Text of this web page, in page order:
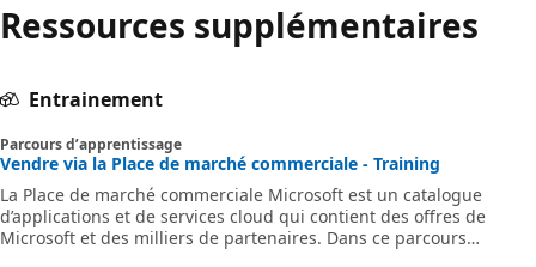
Ressources supplémentaires
Entrainement
Parcours d’apprentissage
Vendre via la Place de marché commerciale - Training
La Place de marché commerciale Microsoft est un catalogue
d’applications et de services cloud qui contient des offres de
Microsoft et des milliers de partenaires. Dans ce parcours